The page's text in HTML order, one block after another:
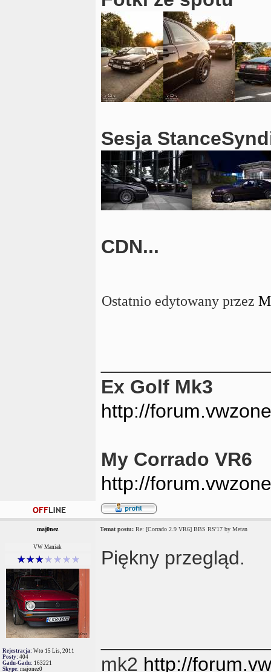
Sesja
CDN...
Ostatnio edytowany przez
Ex Golf Mk3
http://
My Corrado VR6
http://
maj0nez Temat postu: Re: [Corrado 2.9 VR6] BBS RS'17 by Metan
VW Maniak
Rejestracja: Wto 15 Lis, 2011
Posty: 404
Gadu-Gadu: 163221
Skype: majonez0
Piękny przegląd.
mk2 http://